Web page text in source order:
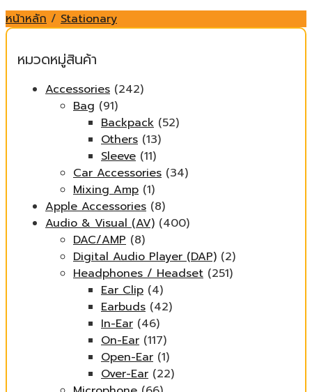
หน้าหลัก / Stationary
หมวดหมู่สินค้า
Accessories (242)
Bag (91)
Backpack (52)
Others (13)
Sleeve (11)
Car Accessories (34)
Mixing Amp (1)
Apple Accessories (8)
Audio & Visual (AV) (400)
DAC/AMP (8)
Digital Audio Player (DAP) (2)
Headphones / Headset (251)
Ear Clip (4)
Earbuds (42)
In-Ear (46)
On-Ear (117)
Open-Ear (1)
Over-Ear (22)